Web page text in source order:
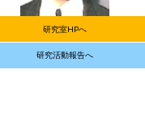
研究室HPへ
研究活動報告へ